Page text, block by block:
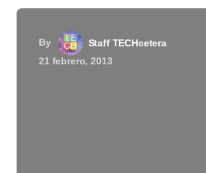
By
Staff TECHcetera
21 febrero, 2013